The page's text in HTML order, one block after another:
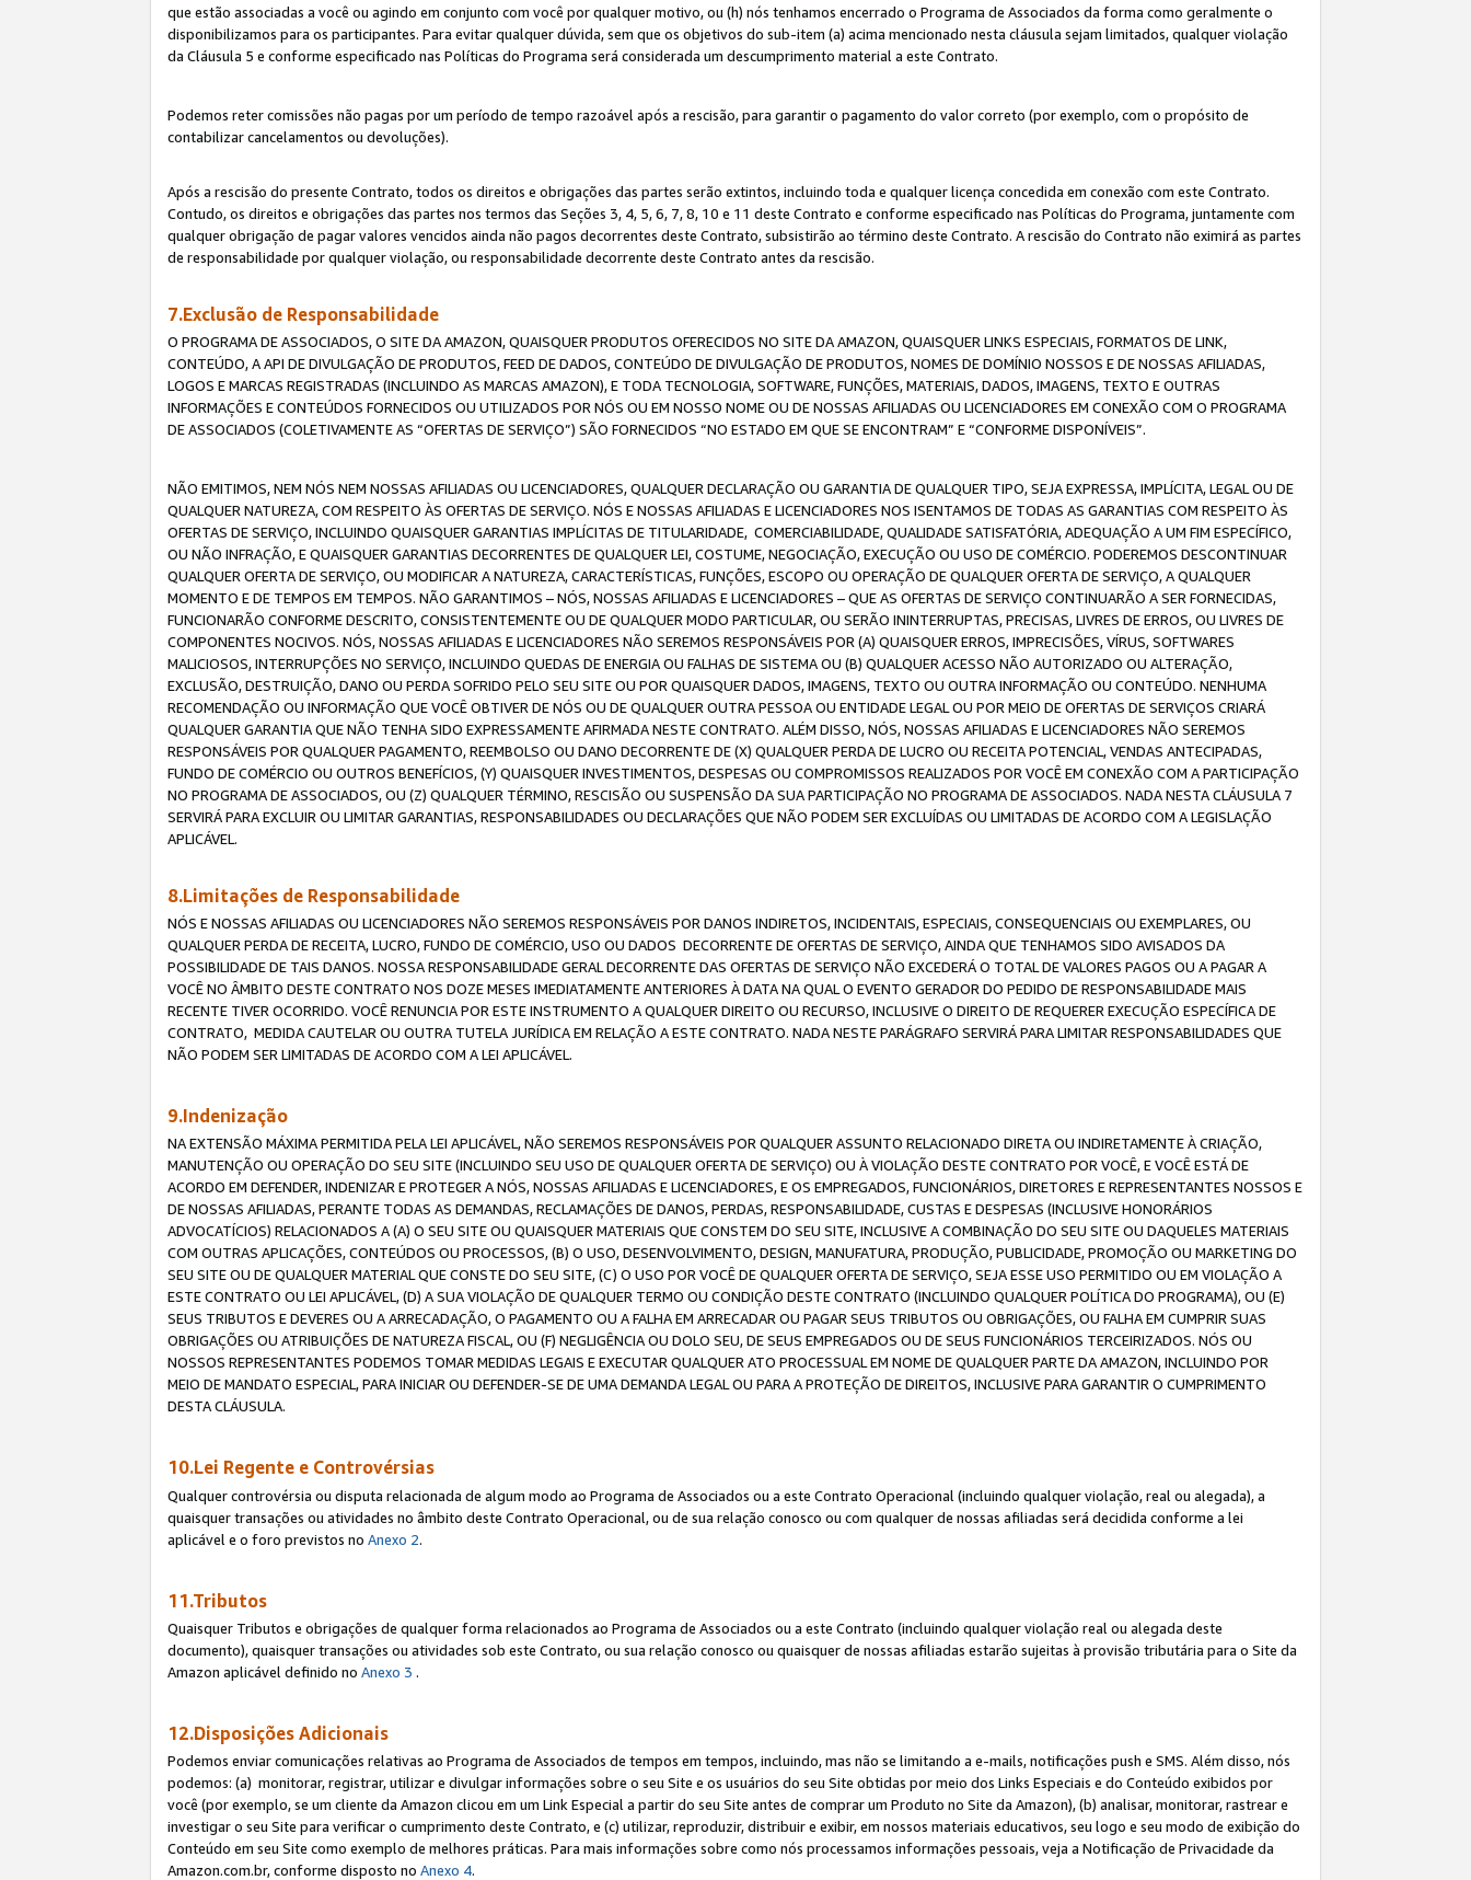
que estão associadas a você ou agindo em conjunto com você por qualquer motivo, ou (h) nós tenhamos encerrado o Programa de Associados da forma como geralmente o
disponibilizamos para os participantes. Para evitar qualquer dúvida, sem que os objetivos do sub-item (a) acima mencionado nesta cláusula sejam limitados, qualquer violação
da Cláusula 5 e conforme especificado nas Políticas do Programa será considerada um descumprimento material a este Contrato.
Podemos reter comissões não pagas por um período de tempo razoável após a rescisão, para garantir o pagamento do valor correto (por exemplo, com o propósito de
contabilizar cancelamentos ou devoluções).
Após a rescisão do presente Contrato, todos os direitos e obrigações das partes serão extintos, incluindo toda e qualquer licença concedida em conexão com este Contrato.
Contudo, os direitos e obrigações das partes nos termos das Seções 3, 4, 5, 6, 7, 8, 10 e 11 deste Contrato e conforme especificado nas Políticas do Programa, juntamente com
qualquer obrigação de pagar valores vencidos ainda não pagos decorrentes deste Contrato, subsistirão ao término deste Contrato. A rescisão do Contrato não eximirá as partes
de responsabilidade por qualquer violação, ou responsabilidade decorrente deste Contrato antes da rescisão.
7.Exclusão de Responsabilidade
O PROGRAMA DE ASSOCIADOS, O SITE DA AMAZON, QUAISQUER PRODUTOS OFERECIDOS NO SITE DA AMAZON, QUAISQUER LINKS ESPECIAIS, FORMATOS DE LINK,
CONTEÚDO, A API DE DIVULGAÇÃO DE PRODUTOS, FEED DE DADOS, CONTEÚDO DE DIVULGAÇÃO DE PRODUTOS, NOMES DE DOMÍNIO NOSSOS E DE NOSSAS AFILIADAS,
LOGOS E MARCAS REGISTRADAS (INCLUINDO AS MARCAS AMAZON), E TODA TECNOLOGIA, SOFTWARE, FUNÇÕES, MATERIAIS, DADOS, IMAGENS, TEXTO E OUTRAS
INFORMAÇÕES E CONTEÚDOS FORNECIDOS OU UTILIZADOS POR NÓS OU EM NOSSO NOME OU DE NOSSAS AFILIADAS OU LICENCIADORES EM CONEXÃO COM O PROGRAMA
DE ASSOCIADOS (COLETIVAMENTE AS “OFERTAS DE SERVIÇO”) SÃO FORNECIDOS “NO ESTADO EM QUE SE ENCONTRAM” E “CONFORME DISPONÍVEIS”.
NÃO EMITIMOS, NEM NÓS NEM NOSSAS AFILIADAS OU LICENCIADORES, QUALQUER DECLARAÇÃO OU GARANTIA DE QUALQUER TIPO, SEJA EXPRESSA, IMPLÍCITA, LEGAL OU DE
QUALQUER NATUREZA, COM RESPEITO ÀS OFERTAS DE SERVIÇO. NÓS E NOSSAS AFILIADAS E LICENCIADORES NOS ISENTAMOS DE TODAS AS GARANTIAS COM RESPEITO ÀS
OFERTAS DE SERVIÇO, INCLUINDO QUAISQUER GARANTIAS IMPLÍCITAS DE TITULARIDADE, COMERCIABILIDADE, QUALIDADE SATISFATÓRIA, ADEQUAÇÃO A UM FIM ESPECÍFICO,
OU NÃO INFRAÇÃO, E QUAISQUER GARANTIAS DECORRENTES DE QUALQUER LEI, COSTUME, NEGOCIAÇÃO, EXECUÇÃO OU USO DE COMÉRCIO. PODEREMOS DESCONTINUAR
QUALQUER OFERTA DE SERVIÇO, OU MODIFICAR A NATUREZA, CARACTERÍSTICAS, FUNÇÕES, ESCOPO OU OPERAÇÃO DE QUALQUER OFERTA DE SERVIÇO, A QUALQUER
MOMENTO E DE TEMPOS EM TEMPOS. NÃO GARANTIMOS – NÓS, NOSSAS AFILIADAS E LICENCIADORES – QUE AS OFERTAS DE SERVIÇO CONTINUARÃO A SER FORNECIDAS,
FUNCIONARÃO CONFORME DESCRITO, CONSISTENTEMENTE OU DE QUALQUER MODO PARTICULAR, OU SERÃO ININTERRUPTAS, PRECISAS, LIVRES DE ERROS, OU LIVRES DE
COMPONENTES NOCIVOS. NÓS, NOSSAS AFILIADAS E LICENCIADORES NÃO SEREMOS RESPONSÁVEIS POR (A) QUAISQUER ERROS, IMPRECISÕES, VÍRUS, SOFTWARES
MALICIOSOS, INTERRUPÇÕES NO SERVIÇO, INCLUINDO QUEDAS DE ENERGIA OU FALHAS DE SISTEMA OU (B) QUALQUER ACESSO NÃO AUTORIZADO OU ALTERAÇÃO,
EXCLUSÃO, DESTRUIÇÃO, DANO OU PERDA SOFRIDO PELO SEU SITE OU POR QUAISQUER DADOS, IMAGENS, TEXTO OU OUTRA INFORMAÇÃO OU CONTEÚDO. NENHUMA
RECOMENDAÇÃO OU INFORMAÇÃO QUE VOCÊ OBTIVER DE NÓS OU DE QUALQUER OUTRA PESSOA OU ENTIDADE LEGAL OU POR MEIO DE OFERTAS DE SERVIÇOS CRIARÁ
QUALQUER GARANTIA QUE NÃO TENHA SIDO EXPRESSAMENTE AFIRMADA NESTE CONTRATO. ALÉM DISSO, NÓS, NOSSAS AFILIADAS E LICENCIADORES NÃO SEREMOS
RESPONSÁVEIS POR QUALQUER PAGAMENTO, REEMBOLSO OU DANO DECORRENTE DE (X) QUALQUER PERDA DE LUCRO OU RECEITA POTENCIAL, VENDAS ANTECIPADAS,
FUNDO DE COMÉRCIO OU OUTROS BENEFÍCIOS, (Y) QUAISQUER INVESTIMENTOS, DESPESAS OU COMPROMISSOS REALIZADOS POR VOCÊ EM CONEXÃO COM A PARTICIPAÇÃO
NO PROGRAMA DE ASSOCIADOS, OU (Z) QUALQUER TÉRMINO, RESCISÃO OU SUSPENSÃO DA SUA PARTICIPAÇÃO NO PROGRAMA DE ASSOCIADOS. NADA NESTA CLÁUSULA 7
SERVIRÁ PARA EXCLUIR OU LIMITAR GARANTIAS, RESPONSABILIDADES OU DECLARAÇÕES QUE NÃO PODEM SER EXCLUÍDAS OU LIMITADAS DE ACORDO COM A LEGISLAÇÃO
APLICÁVEL.
8.Limitações de Responsabilidade
NÓS E NOSSAS AFILIADAS OU LICENCIADORES NÃO SEREMOS RESPONSÁVEIS POR DANOS INDIRETOS, INCIDENTAIS, ESPECIAIS, CONSEQUENCIAIS OU EXEMPLARES, OU
QUALQUER PERDA DE RECEITA, LUCRO, FUNDO DE COMÉRCIO, USO OU DADOS DECORRENTE DE OFERTAS DE SERVIÇO, AINDA QUE TENHAMOS SIDO AVISADOS DA
POSSIBILIDADE DE TAIS DANOS. NOSSA RESPONSABILIDADE GERAL DECORRENTE DAS OFERTAS DE SERVIÇO NÃO EXCEDERÁ O TOTAL DE VALORES PAGOS OU A PAGAR A
VOCÊ NO ÂMBITO DESTE CONTRATO NOS DOZE MESES IMEDIATAMENTE ANTERIORES À DATA NA QUAL O EVENTO GERADOR DO PEDIDO DE RESPONSABILIDADE MAIS
RECENTE TIVER OCORRIDO. VOCÊ RENUNCIA POR ESTE INSTRUMENTO A QUALQUER DIREITO OU RECURSO, INCLUSIVE O DIREITO DE REQUERER EXECUÇÃO ESPECÍFICA DE
CONTRATO, MEDIDA CAUTELAR OU OUTRA TUTELA JURÍDICA EM RELAÇÃO A ESTE CONTRATO. NADA NESTE PARÁGRAFO SERVIRÁ PARA LIMITAR RESPONSABILIDADES QUE
NÃO PODEM SER LIMITADAS DE ACORDO COM A LEI APLICÁVEL.
9.Indenização
NA EXTENSÃO MÁXIMA PERMITIDA PELA LEI APLICÁVEL, NÃO SEREMOS RESPONSÁVEIS POR QUALQUER ASSUNTO RELACIONADO DIRETA OU INDIRETAMENTE À CRIAÇÃO,
MANUTENÇÃO OU OPERAÇÃO DO SEU SITE (INCLUINDO SEU USO DE QUALQUER OFERTA DE SERVIÇO) OU À VIOLAÇÃO DESTE CONTRATO POR VOCÊ, E VOCÊ ESTÁ DE
ACORDO EM DEFENDER, INDENIZAR E PROTEGER A NÓS, NOSSAS AFILIADAS E LICENCIADORES, E OS EMPREGADOS, FUNCIONÁRIOS, DIRETORES E REPRESENTANTES NOSSOS E
DE NOSSAS AFILIADAS, PERANTE TODAS AS DEMANDAS, RECLAMAÇÕES DE DANOS, PERDAS, RESPONSABILIDADE, CUSTAS E DESPESAS (INCLUSIVE HONORÁRIOS
ADVOCATÍCIOS) RELACIONADOS A (A) O SEU SITE OU QUAISQUER MATERIAIS QUE CONSTEM DO SEU SITE, INCLUSIVE A COMBINAÇÃO DO SEU SITE OU DAQUELES MATERIAIS
COM OUTRAS APLICAÇÕES, CONTEÚDOS OU PROCESSOS, (B) O USO, DESENVOLVIMENTO, DESIGN, MANUFATURA, PRODUÇÃO, PUBLICIDADE, PROMOÇÃO OU MARKETING DO
SEU SITE OU DE QUALQUER MATERIAL QUE CONSTE DO SEU SITE, (C) O USO POR VOCÊ DE QUALQUER OFERTA DE SERVIÇO, SEJA ESSE USO PERMITIDO OU EM VIOLAÇÃO A
ESTE CONTRATO OU LEI APLICÁVEL, (D) A SUA VIOLAÇÃO DE QUALQUER TERMO OU CONDIÇÃO DESTE CONTRATO (INCLUINDO QUALQUER POLÍTICA DO PROGRAMA), OU (E)
SEUS TRIBUTOS E DEVERES OU A ARRECADAÇÃO, O PAGAMENTO OU A FALHA EM ARRECADAR OU PAGAR SEUS TRIBUTOS OU OBRIGAÇÕES, OU FALHA EM CUMPRIR SUAS
OBRIGAÇÕES OU ATRIBUIÇÕES DE NATUREZA FISCAL, OU (F) NEGLIGÊNCIA OU DOLO SEU, DE SEUS EMPREGADOS OU DE SEUS FUNCIONÁRIOS TERCEIRIZADOS. NÓS OU
NOSSOS REPRESENTANTES PODEMOS TOMAR MEDIDAS LEGAIS E EXECUTAR QUALQUER ATO PROCESSUAL EM NOME DE QUALQUER PARTE DA AMAZON, INCLUINDO POR
MEIO DE MANDATO ESPECIAL, PARA INICIAR OU DEFENDER-SE DE UMA DEMANDA LEGAL OU PARA A PROTEÇÃO DE DIREITOS, INCLUSIVE PARA GARANTIR O CUMPRIMENTO
DESTA CLÁUSULA.
10.Lei Regente e Controvérsias
Qualquer controvérsia ou disputa relacionada de algum modo ao Programa de Associados ou a este Contrato Operacional (incluindo qualquer violação, real ou alegada), a
quaisquer transações ou atividades no âmbito deste Contrato Operacional, ou de sua relação conosco ou com qualquer de nossas afiliadas será decidida conforme a lei
aplicável e o foro previstos no Anexo 2.
11.Tributos
Quaisquer Tributos e obrigações de qualquer forma relacionados ao Programa de Associados ou a este Contrato (incluindo qualquer violação real ou alegada deste
documento), quaisquer transações ou atividades sob este Contrato, ou sua relação conosco ou quaisquer de nossas afiliadas estarão sujeitas à provisão tributária para o Site da
Amazon aplicável definido no Anexo 3 .
12.Disposições Adicionais
Podemos enviar comunicações relativas ao Programa de Associados de tempos em tempos, incluindo, mas não se limitando a e-mails, notificações push e SMS. Além disso, nós
podemos: (a) monitorar, registrar, utilizar e divulgar informações sobre o seu Site e os usuários do seu Site obtidas por meio dos Links Especiais e do Conteúdo exibidos por
você (por exemplo, se um cliente da Amazon clicou em um Link Especial a partir do seu Site antes de comprar um Produto no Site da Amazon), (b) analisar, monitorar, rastrear e
investigar o seu Site para verificar o cumprimento deste Contrato, e (c) utilizar, reproduzir, distribuir e exibir, em nossos materiais educativos, seu logo e seu modo de exibição do
Conteúdo em seu Site como exemplo de melhores práticas. Para mais informações sobre como nós processamos informações pessoais, veja a Notificação de Privacidade da
Amazon.com.br, conforme disposto no Anexo 4.